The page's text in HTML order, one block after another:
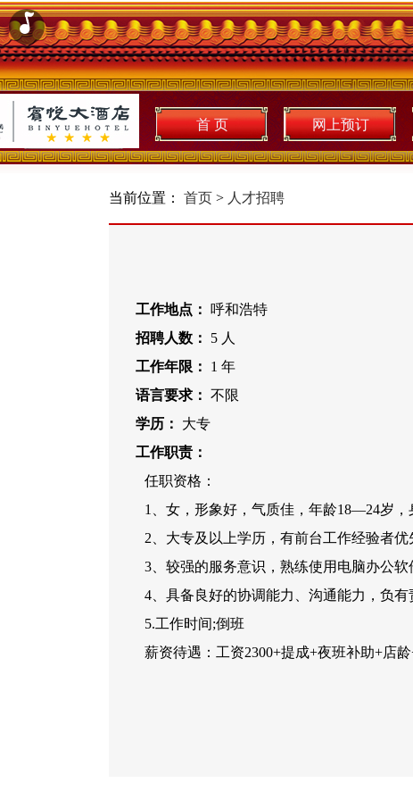
首 页 网上预订
当前位置： 首页 > 人才招聘
工作地点： 呼和浩特
招聘人数： 5 人
工作年限： 1 年
语言要求： 不限
学历： 大专
工作职责：
任职资格：
1、女，形象好，气质佳，年龄18—24岁，
2、大专及以上学历，有前台工作经验者优
3、较强的服务意识，熟练使用电脑办公软
4、具备良好的协调能力、沟通能力，负
5.工作时间;倒班
薪资待遇：工资2300+提成+夜班补助+店